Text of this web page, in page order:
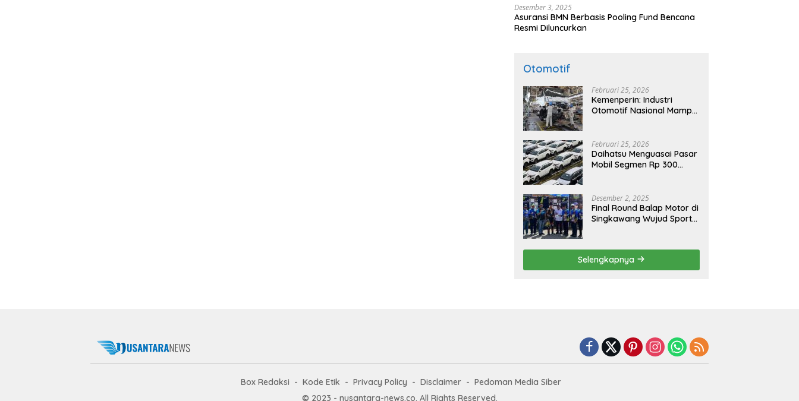
Desember 3, 2025
Asuransi BMN Berbasis Pooling Fund Bencana
Resmi Diluncurkan
Otomotif
Februari 25, 2026
Kemenperin: Industri
Otomotif Nasional Mampu
Februari 25, 2026
Daihatsu Menguasai Pasar
Mobil Segmen Rp 300
Desember 2, 2025
Final Round Balap Motor di
Singkawang Wujud Sports
Selengkapnya
Box Redaksi Kode Etik Privacy Policy Disclaimer
Pedoman Media Siber
© 2023 - nusantara-news.co. All Rights Reserved.